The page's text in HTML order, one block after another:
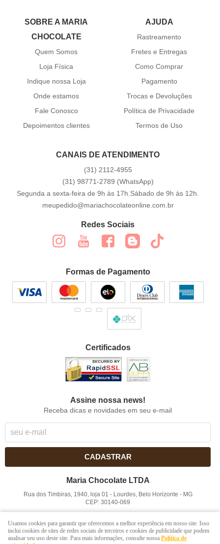
SOBRE A MARIA
CHOCOLATE
Quem Somos
Loja Física
Indique nossa Loja
Onde estamos
Fale Conosco
Depoimentos clientes
AJUDA
Rastreamento
Fretes e Entregas
Como Comprar
Pagamento
Trocas e Devoluções
Política de Privacidade
Termos de Uso
CANAIS DE ATENDIMENTO
(31) 2112-4955
(31) 98771-2789 (WhatsApp)
Segunda a sexta-feira de 9h às 17h.Sábado de 9h às 12h.
meupedido@mariachocolateonline.com.br
Redes Sociais
Formas de Pagamento
Certificados
Assine nossa news!
Receba dicas e novidades em seu e-mail
CADASTRAR
Maria Chocolate LTDA
Rua dos Timbiras, 1940, loja 01 - Lourdes, Belo Horizonte - MG
CEP: 30140-069
LOJA VIRTUAL CRIADA POR
Usamos cookies para garantir que oferecemos a melhor experiência em nosso site. Isso
inclui cookies de sites de redes sociais de terceiros e cookies de publicidade que podem
analisar seu uso deste site. Para mais informações, consulte nossa Política de